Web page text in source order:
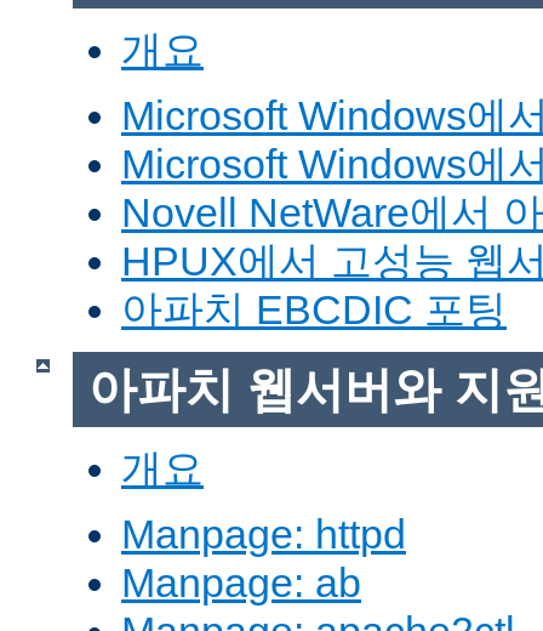
개요
Microsoft Windows에
Microsoft Windows에
Novell NetWare에서
HPUX에서 고성능 웹
아파치 EBCDIC 포팅
아파치 웹서버와 지
개요
Manpage: httpd
Manpage: ab